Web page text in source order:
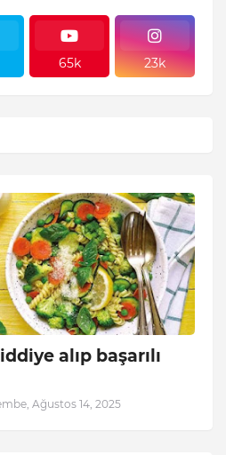
65k 23k
alıp başarılı
Ağustos 14, 2025